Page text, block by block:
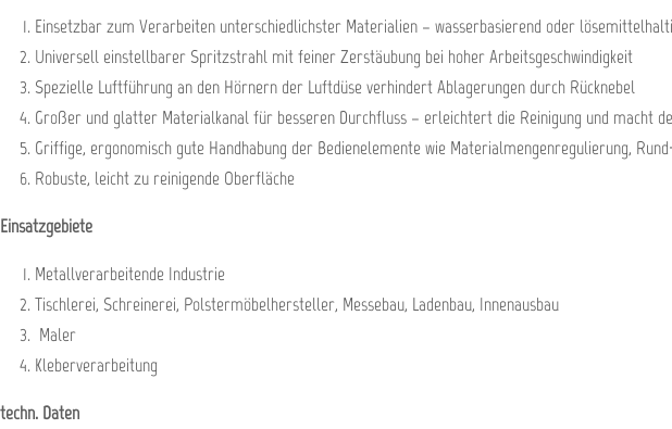
Einsetzbar zum Verarbeiten unterschiedlichster Materialien – wasserbasierend oder
Universell einstellbarer Spritzstrahl mit feiner Zerstäubung bei hoher Arbeitsgeschwindigkeit
Spezielle Luftführung an den Hörnern der Luftdüse verhindert Ablagerungen durch Rücknebel
Großer und glatter Materialkanal für besseren Durchfluss – erleichtert die Reinigung und macht
Griffige, ergonomisch gute Handhabung der Bedienelemente wie Materialmengenregulierung,
Robuste, leicht zu reinigende Oberfläche
Einsatzgebiete
Metallverarbeitende Industrie
Tischlerei, Schreinerei, Polstermöbelhersteller, Messebau, Ladenbau, Innenausbau
Maler
Kleberverarbeitung
techn. Daten